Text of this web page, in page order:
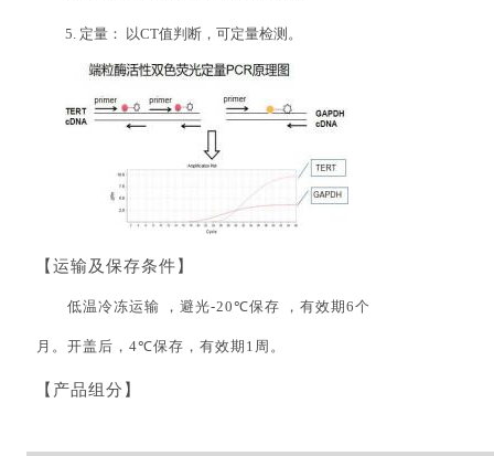
5. 定量： 以CT值判断，可定量检测 。
【 运输及保存条件】
低温冷冻运输 ，避光-20℃保存 ，有效期6个
月。开盖后， 4℃保存，有效期 1 周 。
【产品组分】